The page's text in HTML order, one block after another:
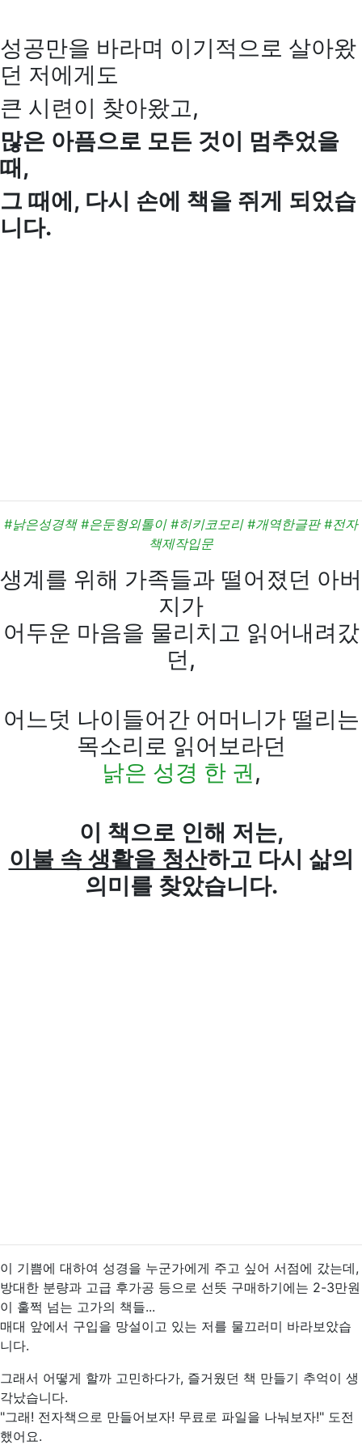
성공만을 바라며 이기적으로 살아왔
던 저에게도
큰 시련이 찾아왔고,
많은 아픔으로 모든 것이 멈추었을
때,
그 때에, 다시 손에 책을 쥐게 되었습
니다.
#낡은성경책 #은둔형외톨이 #히키코모리 #개역한글판 #전자
책제작입문
생계를 위해 가족들과 떨어졌던 아버
지가
어두운 마음을 물리치고 읽어내려갔
던,
어느덧 나이들어간 어머니가 떨리는
목소리로 읽어보라던
낡은 성경 한 권,
이 책으로 인해 저는,
이불 속 생활을 청산하고 다시 삶의
의미를 찾았습니다.
이 기쁨에 대하여 성경을 누군가에게 주고 싶어 서점에 갔는데,
방대한 분량과 고급 후가공 등으로 선뜻 구매하기에는 2-3만원
이 훌쩍 넘는 고가의 책들...
매대 앞에서 구입을 망설이고 있는 저를 물끄러미 바라보았습
니다.
그래서 어떻게 할까 고민하다가, 즐거웠던 책 만들기 추억이 생
각났습니다.
"그래! 전자책으로 만들어보자! 무료로 파일을 나눠보자!" 도전
했어요.